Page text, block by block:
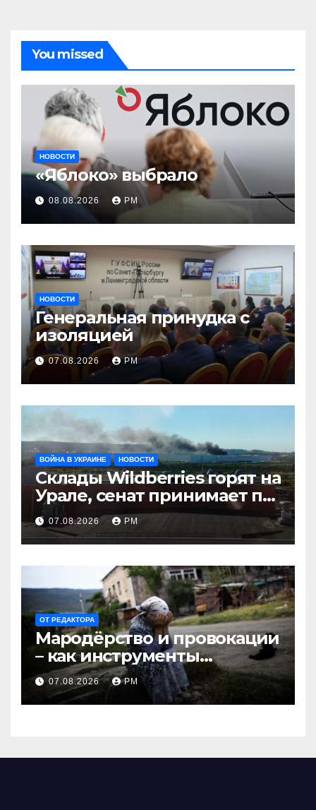
You missed
НОВОСТИ
«Яблоко» выбрало
08.08.2026 РМ
НОВОСТИ
Генеральная принудка с
изоляцией
07.08.2026 РМ
ВОЙНА В УКРАИНЕ НОВОСТИ
Склады Wildberries горят на
Урале, сенат принимает по
Грэму закон
07.08.2026 РМ
ОТ РЕДАКТОРА
Мародёрство и провокации
– как инструменты
современной политики
России
07.08.2026 РМ